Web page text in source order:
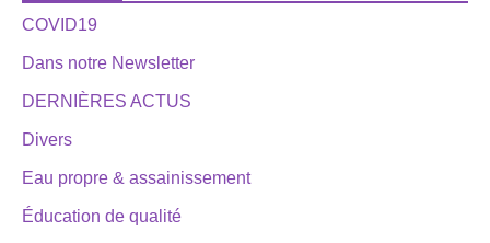
COVID19
Dans notre Newsletter
DERNIÈRES ACTUS
Divers
Eau propre & assainissement
Éducation de qualité